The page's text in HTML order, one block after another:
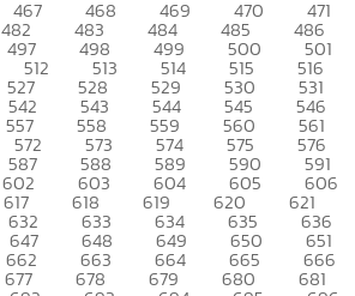
467 468 469 470 471
482 483 484 485 486
497 498 499 500 501
512 513 514 515 516
527 528 529 530 531
542 543 544 545 546
557 558 559 560 561
572 573 574 575 576
587 588 589 590 591
602 603 604 605 606
617 618 619 620 621
632 633 634 635 636
647 648 649 650 651
662 663 664 665 666
677 678 679 680 681